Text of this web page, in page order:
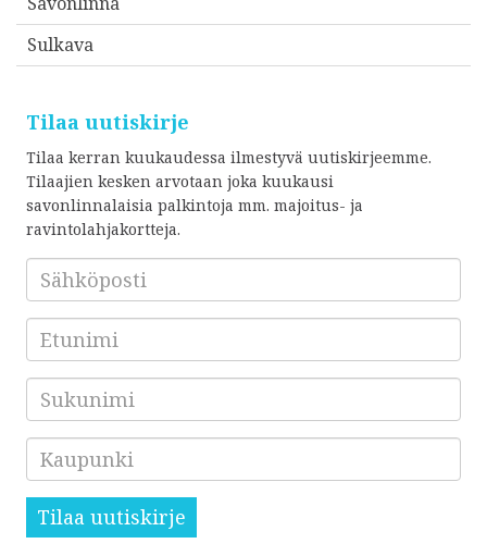
Sulkava
Tilaa uutiskirje
Tilaa kerran kuukaudessa ilmestyvä uutiskirjeemme.
Tilaajien kesken arvotaan joka kuukausi
savonlinnalaisia palkintoja mm. majoitus- ja
ravintolahjakortteja.
Sähköposti
Etunimi
Sukunimi
Kaupunki
Tilaa uutiskirje